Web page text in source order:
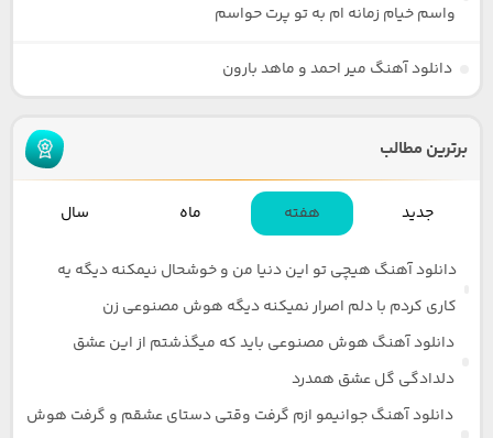
واسم خیام زمانه ام به تو پرت حواسم
دانلود آهنگ میر احمد و ماهد بارون
برترین مطالب
جدید هفته ماه سال
دانلود آهنگ هیچی تو این دنیا من و خوشحال نیمکنه دیگه یه
کاری کردم با دلم اصرار نمیکنه دیگه هوش مصنوعی زن
دانلود آهنگ هوش مصنوعی باید که میگذشتم از این عشق
دلدادگی گل عشق همدرد
دانلود آهنگ جوانیمو ازم گرفت وقتی دستای عشقم و گرفت هوش